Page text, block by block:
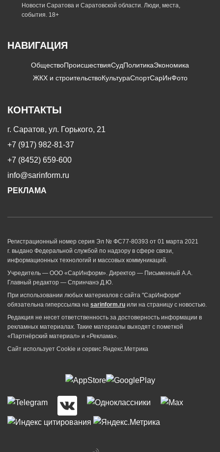
Новости Саратова и Саратовской области. Люди, места,
события. 18+
НАВИГАЦИЯ
ОбществоПроисшествияСудПолитикаЭкономика
ЖКХ и строительствоКультураСпортСарИнФото
КОНТАКТЫ
г. Саратов, ул. Горького, 21
+7 (917) 982-81-37
+7 (8452) 659-600
info@sarinform.ru
РЕКЛАМА
Регистрационный номер серия Эл № ФС77-80393 от 01 марта 2021
г. выдано Федеральной службой по надзору в сфере связи,
информационных технологий и массовых коммуникаций.
Учредитель — ООО «СарИнформ». Директор — Письменный А.А.
Главный редактор — Спринчанэ Д.Ю.
При использовании любых материалов с сайта "СарИнформ"
обязательна гиперссылка на sarinform.ru или на страницу с новостью.
Редакция не несет ответственность за достоверность информации в
рекламных материалах. Такие материалы выходят с пометкой
«Партнёрский материал» и «Реклама».
Сайт использует Cookie и сервиc Яндекс.Метрика